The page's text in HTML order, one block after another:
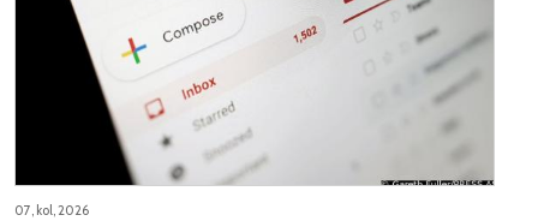
07, kol, 2026